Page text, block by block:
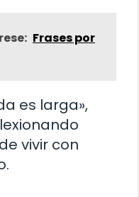
Frases por
es larga»,
vivir con